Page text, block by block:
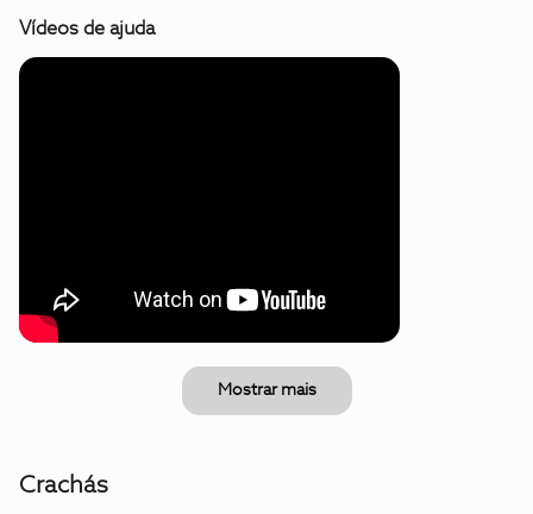
Vídeos de ajuda
Mostrar mais
Crachás